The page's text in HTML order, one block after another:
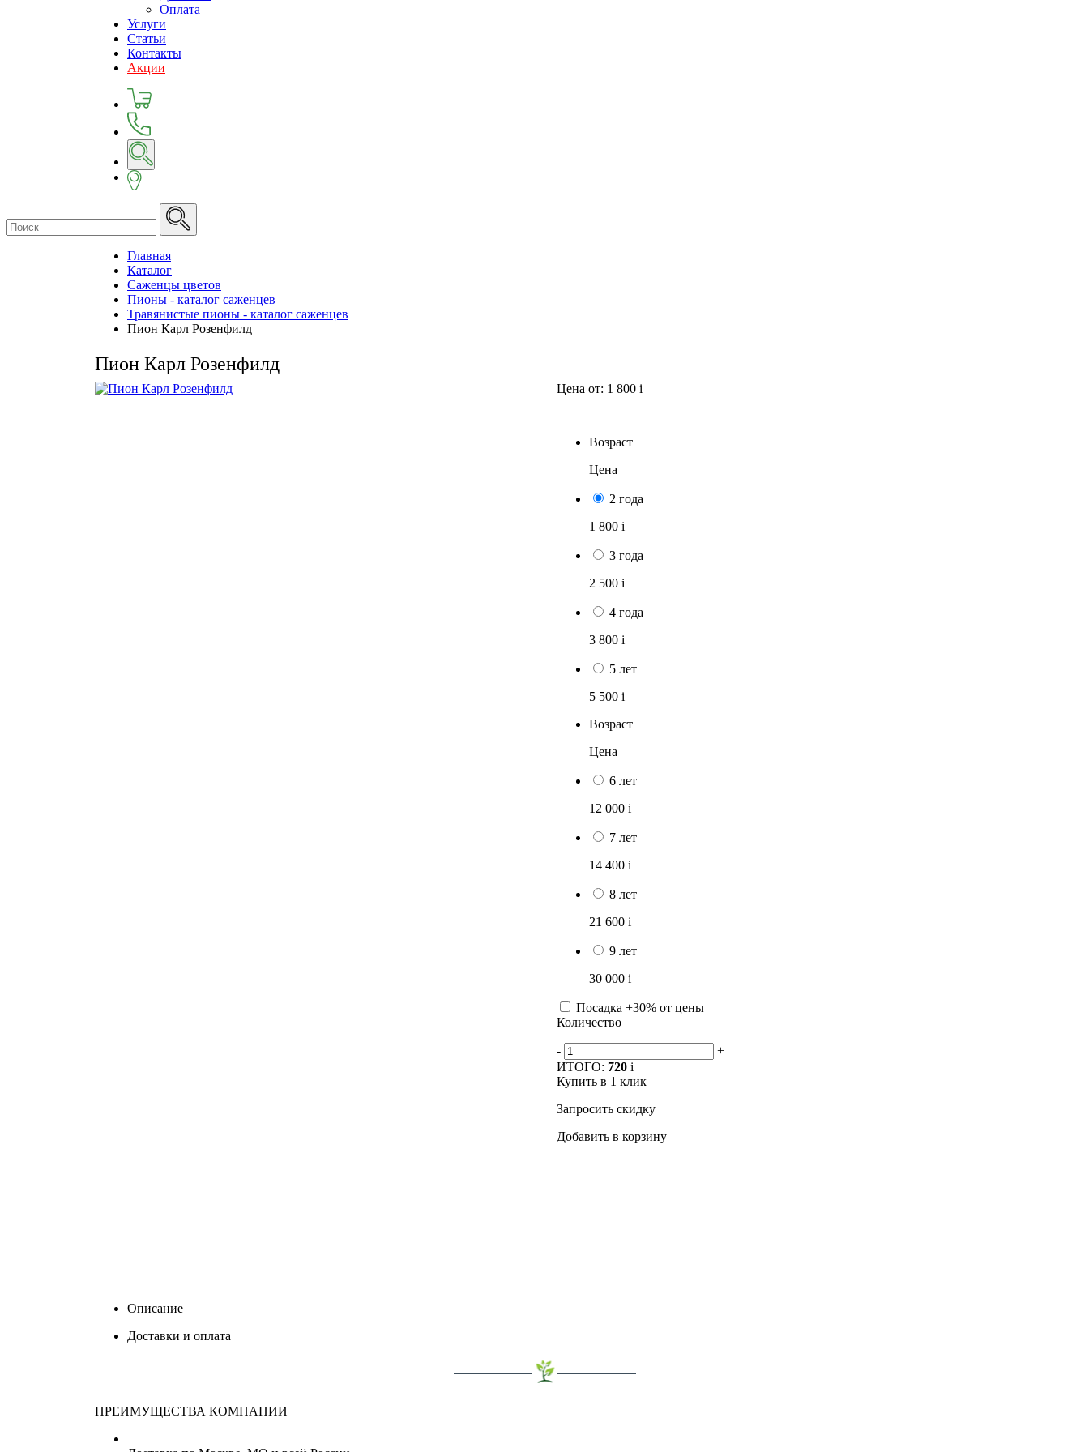
Оплата
Услуги
Статьи
Контакты
Акции
Главная
Каталог
Саженцы цветов
Пионы - каталог саженцев
Травянистые пионы - каталог саженцев
Пион Карл Розенфилд
Пион Карл Розенфилд
Цена от: 1 800 i
Возраст
Цена
2 года
1 800 i
3 года
2 500 i
4 года
3 800 i
5 лет
5 500 i
Возраст
Цена
6 лет
12 000 i
7 лет
14 400 i
8 лет
21 600 i
9 лет
30 000 i
Посадка +30% от цены
Количество
-
+
ИТОГО: 720 i
Купить в 1 клик
Запросить скидку
Добавить в корзину
Описание
Доставки и оплата
ПРЕИМУЩЕСТВА КОМПАНИИ